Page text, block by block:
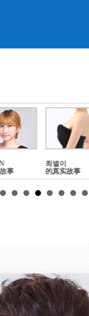
事
김예미
的真实故事